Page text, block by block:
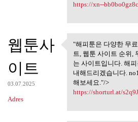
https://xn--
웹툰사
이트
03.07.2025
Adres
"해피툰은 다양
미리보기 사이
"해피툰은 다양한 무
트, 웹툰 사이트 순위,
는 사이트입니다. 해
내해드리겠습니다.
해보세요."/>
https://shorturl.at/s2q9J